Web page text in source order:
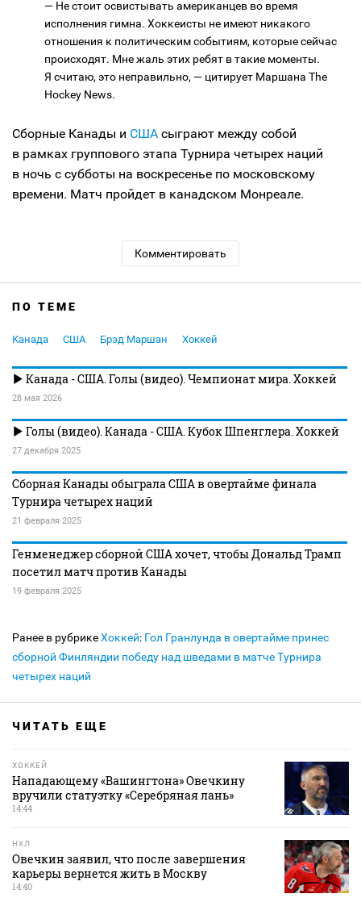
— Не стоит освистывать американцев во время
исполнения гимна. Хоккеисты не имеют никакого
отношения к политическим событиям, которые сейчас
происходят. Мне жаль этих ребят в такие моменты.
Я считаю, это неправильно, — цитирует Маршана The
Hockey News.
Сборные Канады и США сыграют между собой
в рамках группового этапа Турнира четырех наций
в ночь с субботы на воскресенье по московскому
времени. Матч пройдет в канадском Монреале.
Комментировать
ПО ТЕМЕ
Канада США Брэд Маршан Хоккей
Канада - США. Голы (видео). Чемпионат мира. Хоккей
28 мая 2026
Голы (видео). Канада - США. Кубок Шпенглера. Хоккей
27 декабря 2025
Сборная Канады обыграла США в овертайме финала
Турнира четырех наций
21 февраля 2025
Генменеджер сборной США хочет, чтобы Дональд Трамп
посетил матч против Канады
19 февраля 2025
Ранее в рубрикеХоккей: Гол Гранлунда в овертайме принес
сборной Финляндии победу над шведами в матче Турнира
четырех наций
ЧИТАТЬ ЕЩЕ
ХОККЕЙ
Нападающему «Вашингтона» Овечкину
вручили статуэтку «Серебряная лань»
14:44
НХЛ
Овечкин заявил, что после завершения
карьеры вернется жить в Москву
14:40